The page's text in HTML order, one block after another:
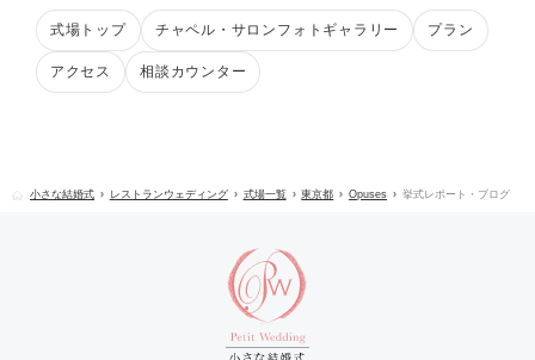
式場トップ チャペル・サロンフォトギャラリー プラン
アクセス 相談カウンター
小さな結婚式 レストランウェディング 式場一覧 東京都 Opuses 挙式レポート・ブログ